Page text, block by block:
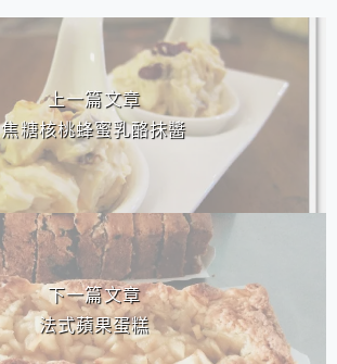
上一篇文章
焦糖核桃蜂蜜乳酪抹醬
下一篇文章
法式蘋果蛋糕